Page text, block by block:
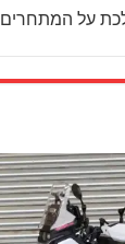
על המתחרים